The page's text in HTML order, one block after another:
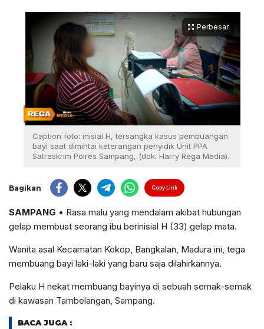
Perbesar
Caption foto: inisial H, tersangka kasus pembuangan
bayi saat dimintai keterangan penyidik Unit PPA
Satreskrim Polres Sampang, (dok. Harry Rega Media).
Bagikan Copy Link
SAMPANG • Rasa malu yang mendalam akibat hubungan
gelap membuat seorang ibu berinisial H (33) gelap mata.
Wanita asal Kecamatan Kokop, Bangkalan, Madura ini, tega
membuang bayi laki-laki yang baru saja dilahirkannya.
Pelaku H nekat membuang bayinya di sebuah semak-semak
di kawasan Tambelangan, Sampang.
BACA JUGA :